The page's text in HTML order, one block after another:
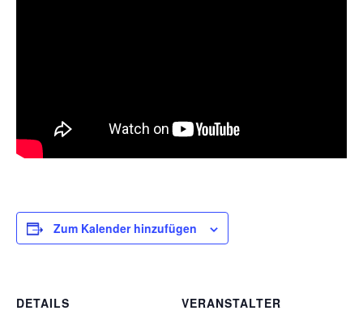
Zum Kalender hinzufügen
DETAILS
VERANSTALTER